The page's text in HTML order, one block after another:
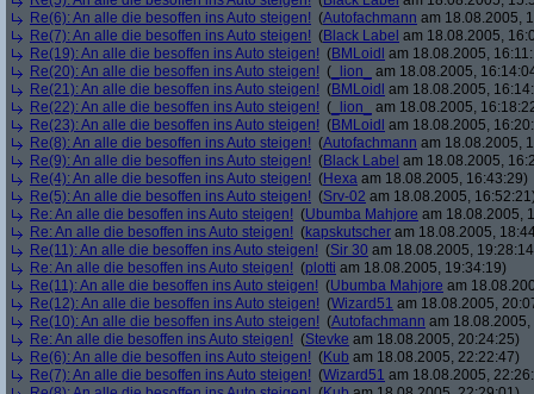
Re(6): An alle die besoffen ins Auto steigen! (Autofachmann am 18.08.2005,
Re(7): An alle die besoffen ins Auto steigen! (Black Label am 18.08.2005,
Re(19): An alle die besoffen ins Auto steigen! (BMLoidl am 18.08.2005,
Re(20): An alle die besoffen ins Auto steigen! ( _lion_
am 18.08.2005,
Re(21): An alle die besoffen ins Auto steigen! (BMLoidl am 18.08.2005,
Re(22): An alle die besoffen ins Auto steigen! ( _lion_
am 18.08.2005,
Re(23): An alle die besoffen ins Auto steigen! (BMLoidl am 18.08.2005,
Re(8): An alle die besoffen ins Auto steigen! (Autofachmann am 18.08.2005,
Re(9): An alle die besoffen ins Auto steigen! (Black Label am 18.08.2005,
Re(4): An alle die besoffen ins Auto steigen! (Hexa am 18.08.2005, 16:43:29)
Re(5): An alle die besoffen ins Auto steigen! (Srv-02 am 18.08.2005,
Re: An alle die besoffen ins Auto steigen! (Ubumba Mahjore am 18.08.2005,
Re: An alle die besoffen ins Auto steigen! (kapskutscher am 18.08.2005,
Re(11): An alle die besoffen ins Auto steigen! (Sir 30 am 18.08.2005,
Re: An alle die besoffen ins Auto steigen! (plotti am 18.08.2005, 19:34:19)
Re(11): An alle die besoffen ins Auto steigen! (Ubumba Mahjore am
Re(12): An alle die besoffen ins Auto steigen! (Wizard51 am 18.08.2005,
Re(10): An alle die besoffen ins Auto steigen! (Autofachmann am
Re: An alle die besoffen ins Auto steigen! (Stevke am 18.08.2005, 20:24:25)
Re(6): An alle die besoffen ins Auto steigen! (Kub am 18.08.2005, 22:22:47)
Re(7): An alle die besoffen ins Auto steigen! (Wizard51 am 18.08.2005,